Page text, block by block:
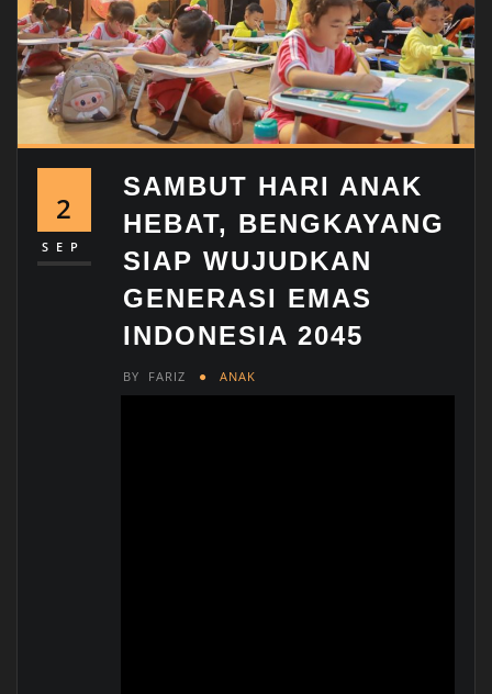
2
SEP
SAMBUT HARI ANAK
HEBAT, BENGKAYANG
SIAP WUJUDKAN
GENERASI EMAS
INDONESIA 2045
BY FARIZ ANAK